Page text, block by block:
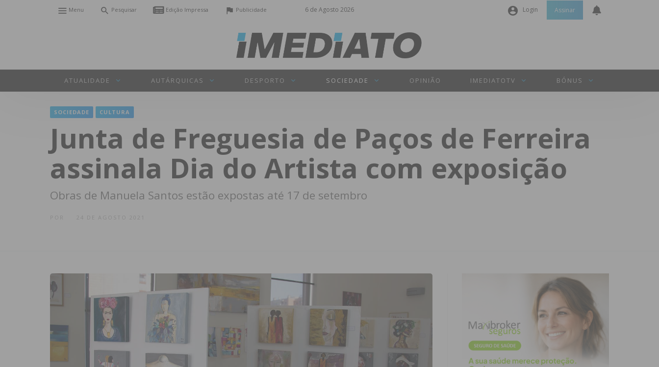
6 de Agosto 2026
Menu Pesquisar Edição Impressa Publicidade Login
Senha
INICIAR SESSÃO
Perdeu a sua senha?
Assinar
ATUALIDADE AUTÁRQUICAS DESPORTO SOCIEDADE OPINIÃO IMEDIATOTV BÓNUS
SOCIEDADE CULTURA
Junta de Freguesia de Paços de Ferreira
assinala Dia do Artista com exposição
Obras de Manuela Santos estão expostas até 17 de setembro
24 DE AGOSTO 2021